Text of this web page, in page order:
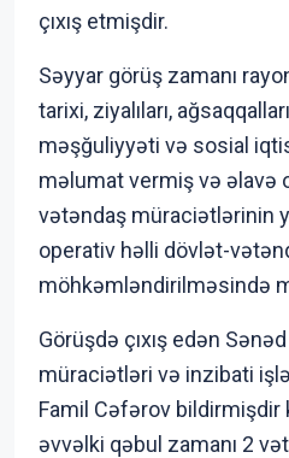
çıxış etmişdir.
Səyyar görüş zamanı
tarixi, ziyalıları,
məşğuliyyəti və sosial
məlumat vermiş və əlavə
vətəndaş müraciətlərinin
operativ həlli dövlət-
möhkəmləndirilməsində
Görüşdə çıxış edən
müraciətləri və inzibati
Famil Cəfərov bildirmişdir
əvvəlki qəbul zamanı 2